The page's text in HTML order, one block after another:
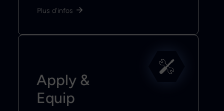
Plus d'infos
Apply &
Equip